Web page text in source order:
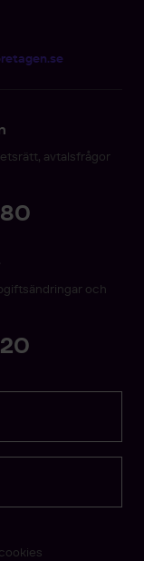
avtalsfrågor
och